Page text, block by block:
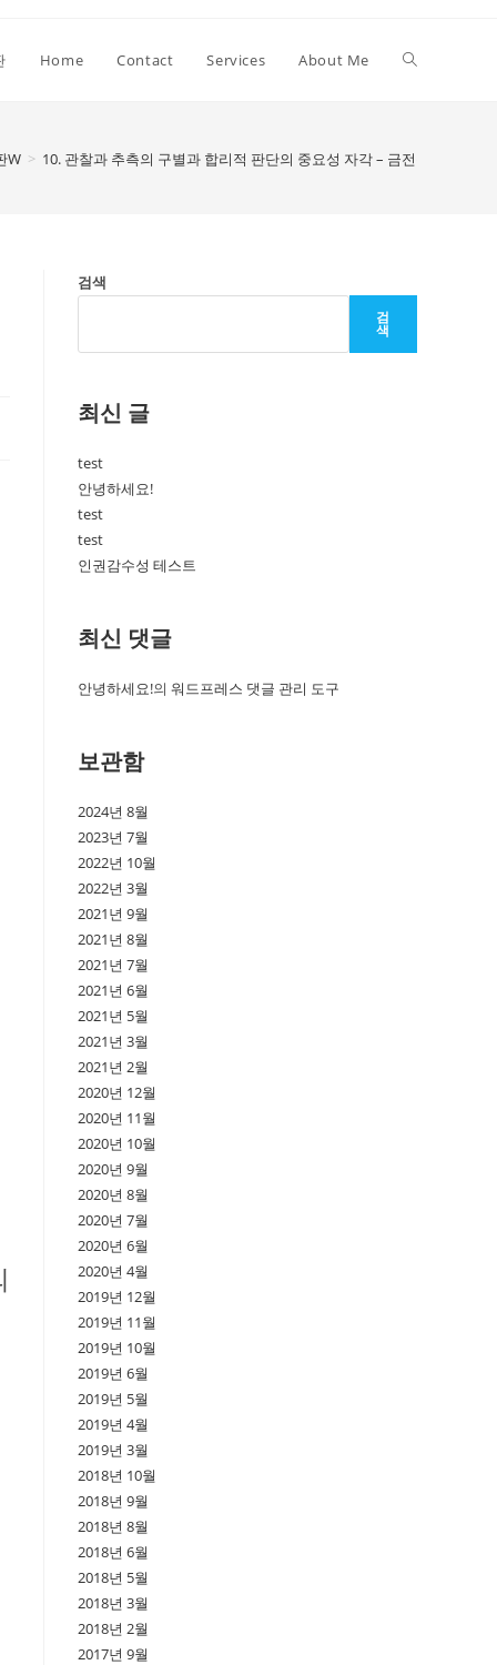
Home Contact Services About Me Toggle
W > 10. 관찰과 추측의 구별과 합리적 판단의 중요성 자각 – 금전등록기
검색
검
색
최신 글
test
안녕하세요!
test
test
인권감수성 테스트
최신 댓글
안녕하세요!의 워드프레스 댓글 관리 도구
보관함
2024년 8월
2023년 7월
2022년 10월
2022년 3월
2021년 9월
2021년 8월
2021년 7월
2021년 6월
2021년 5월
2021년 3월
2021년 2월
2020년 12월
2020년 11월
2020년 10월
2020년 9월
2020년 8월
2020년 7월
2020년 6월
2020년 4월
2019년 12월
2019년 11월
2019년 10월
2019년 6월
2019년 5월
2019년 4월
2019년 3월
2018년 10월
2018년 9월
2018년 8월
2018년 6월
2018년 5월
2018년 3월
2018년 2월
2017년 9월